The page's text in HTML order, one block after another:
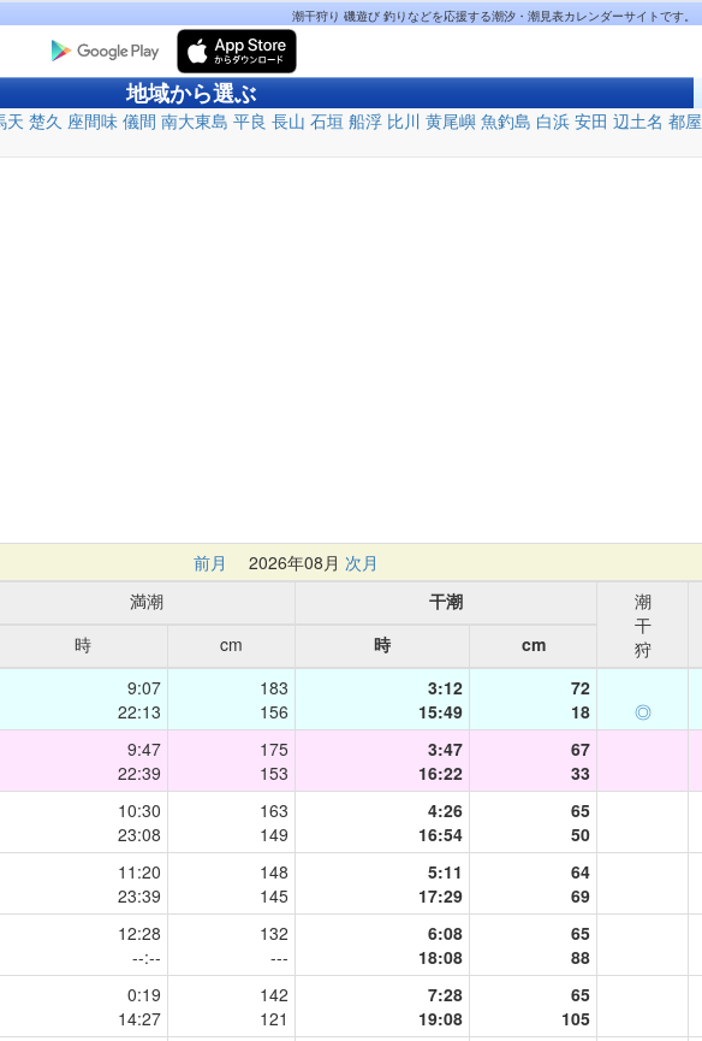
潮干狩り 磯遊び 釣りなどを応援する潮汐・潮見表カレンダーサイトです。
地域から選ぶ
天 楚久 座間味 儀間 南大東島 平良 長山 石垣 船浮 比川 黄尾嶼 魚釣島 白浜 安田 辺土名 都屋
前月 2026年08月 次月
満潮 干潮
潮
干
狩
時
cm 時
cm
9:07
22:13
183
156
3:12
15:49
72
18
◎
9:47
22:39
175
153
3:47
16:22
67
33
10:30
23:08
163
149
4:26
16:54
65
50
11:20
23:39
148
145
5:11
17:29
64
69
12:28
--:--
132
---
6:08
18:08
65
88
0:19
14:27
142
121
7:28
19:08
65
105